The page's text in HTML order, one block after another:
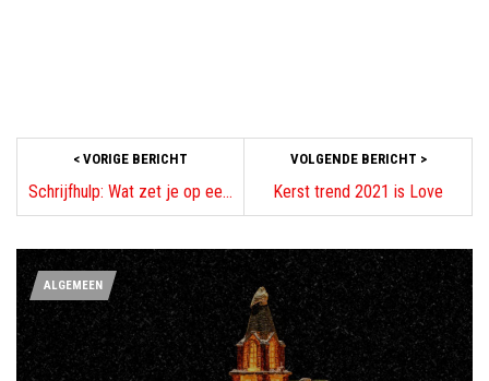
< VORIGE BERICHT
Schrijfhulp: Wat zet je op een kerstkaart?
VOLGENDE BERICHT >
Kerst trend 2021 is Love
ALGEMEEN